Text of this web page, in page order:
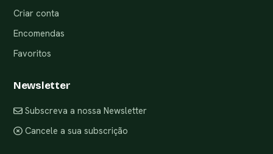
Criar conta
Encomendas
Favoritos
Newsletter
Subscreva a nossa Newsletter
Cancele a sua subscrição